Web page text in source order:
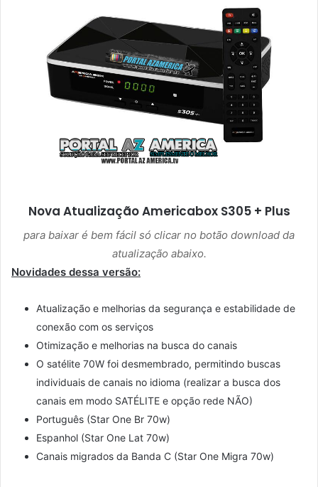
a
l
Nova AtualizaçãoAmericabox S305 + Plus
para baixar é bem fácil só clicar no botão download da
atualização abaixo.
Novidades dessa versão:
Atualização e melhorias da segurança e estabilidade de
conexão com os serviços
Otimização e melhorias na busca do canais
O satélite 70W foi desmembrado, permitindo buscas
individuais de canais no idioma (realizar a busca dos
canais em modo SATÉLITE e opção rede NÃO)
Português (Star One Br 70w)
Espanhol (Star One Lat 70w)
Canais migrados da Banda C (Star One Migra 70w)